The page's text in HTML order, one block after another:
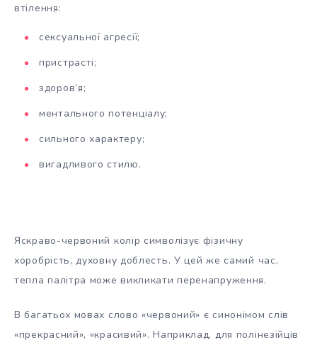
втілення:
сексуальної агресії;
пристрасті;
здоров’я;
ментального потенціалу;
сильного характеру;
вигадливого стилю.
Яскраво-червоний колір символізує фізичну
хоробрість, духовну доблесть. У цей же самий час,
тепла палітра може викликати перенапруження.
В багатьох мовах слово «червоний» є синонімом слів
«прекрасний», «красивий». Наприклад, для полінезійців